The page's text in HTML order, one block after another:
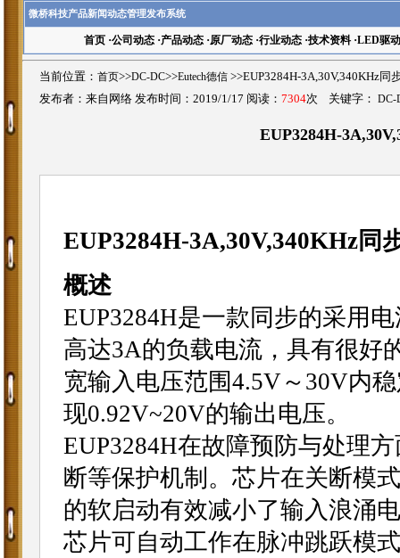
微桥科技产品新闻动态管理发布系统
首页·公司动态·产品动态·原厂动态·行业动态·技术资料·LED驱动
当前位置： 首页>>DC-DC>>Eutech德信 >>EUP3284H-3A,30V,340KHz
发布者：来自网络 发布时间：2019/1/17 阅读： 7304次 关键字： DC-
EUP3284H-
EUP3284H-3A,30V,340KHz同
概述
EUP3284H是一款同步的采用
高达3A的负载电流，具有很好
宽输入电压范围4.5V～30V内
现0.92V~20V的输出电压。
EUP3284H在故障预防与处理
断等保护机制。芯片在关断模
的软启动有效减小了输入浪涌
芯片可自动工作在脉冲跳跃模